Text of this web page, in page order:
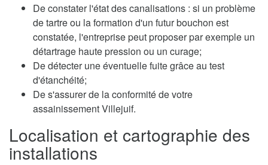
De constater l'état des canalisations : si un problème
de tartre ou la formation d'un futur bouchon est
constatée, l'entreprise peut proposer par exemple un
détartrage haute pression ou un curage;
De détecter une éventuelle fuite grâce au test
d'étanchéité;
De s'assurer de la conformité de votre
assainissement Villejuif.
Localisation et cartographie des
installations